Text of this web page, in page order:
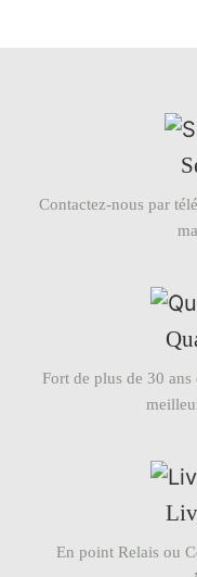
Contactez-nous par
Fort de plus de 30
En point Relais ou